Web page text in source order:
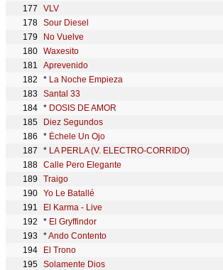
VLV
Sour Diesel
No Vuelve
Waxesito
Aprevenido
* La Noche Empieza
Santal 33
* DOSIS DE AMOR
Diez Segundos
* Échele Un Ojo
* LA PERLA (V. ELECTRO-CORRIDO)
Calle Pero Elegante
Traigo
Yo Le Batallé
El Karma - Live
* El Gryffindor
*Ando Contento
El Trono
Solamente Dios